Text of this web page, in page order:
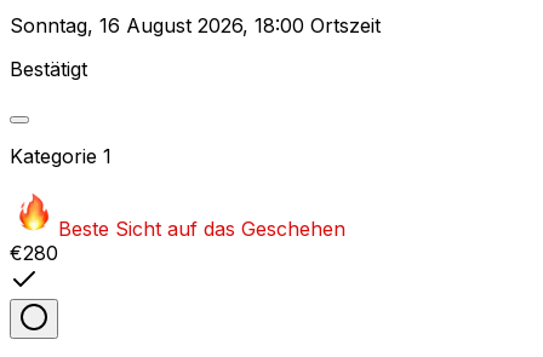
Sonntag, 16 August 2026, 18:00 Ortszeit
Bestätigt
Kategorie 1
Beste Sicht auf das Geschehen
€280